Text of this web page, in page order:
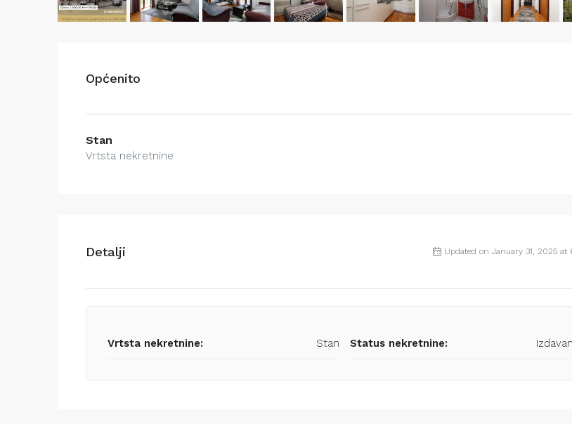
Općenito
Stan
Vrtsta nekretnine
Detalji Updated on January 31, 2025 at
Vrtsta nekretnine: Stan Status nekretnine: